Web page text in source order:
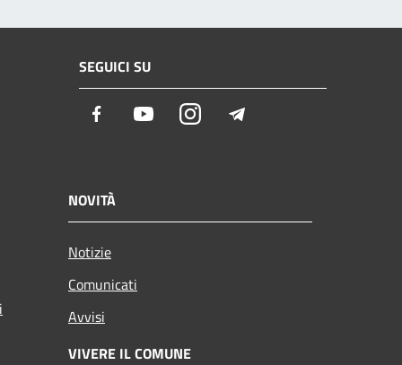
SEGUICI SU
Facebook YoutubeInstagram
NOVITÀ
Notizie
Comunicati
Avvisi
VIVERE IL COMUNE